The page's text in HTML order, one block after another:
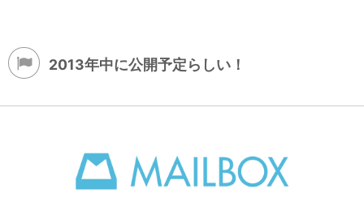
2013年中に公開予定らしい！